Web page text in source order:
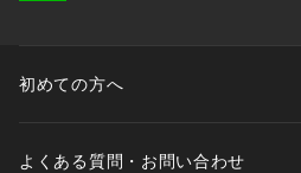
初めての方へ
よくある質問・お問い合わせ